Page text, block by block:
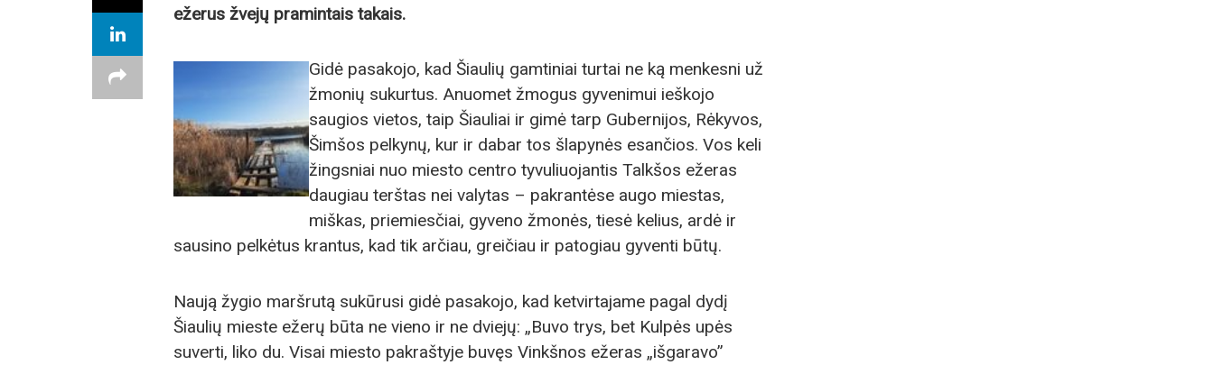
ežerus žvejų pramintais takais.
Gidė pasakojo, kad Šiaulių gamtiniai turtai ne ką menkesni už
žmonių sukurtus. Anuomet žmogus gyvenimui ieškojo
saugios vietos, taip Šiauliai ir gimė tarp Gubernijos, Rėkyvos,
Šimšos pelkynų, kur ir dabar tos šlapynės esančios. Vos keli
žingsniai nuo miesto centro tyvuliuojantis Talkšos ežeras
daugiau terštas nei valytas – pakrantėse augo miestas,
miškas, priemiesčiai, gyveno žmonės, tiesė kelius, ardė ir
sausino pelkėtus krantus, kad tik arčiau, greičiau ir patogiau gyventi būtų.
Naują žygio maršrutą sukūrusi gidė pasakojo, kad ketvirtajame pagal dydį
Šiaulių mieste ežerų būta ne vieno ir ne dviejų: „Buvo trys, bet Kulpės upės
suverti, liko du. Visai miesto pakraštyje buvęs Vinkšnos ežeras „išgaravo”